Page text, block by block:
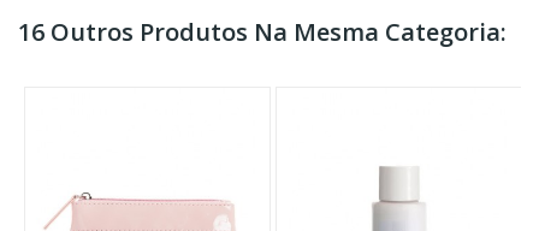
16 Outros Produtos Na Mesma Categoria: